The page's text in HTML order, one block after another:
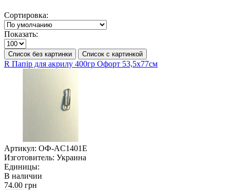
Сортировка:
Показать:
Список без картинки Список с картинкой
R Папір для акрилу 400гр Офорт 53,5х77см
Артикул: ОФ-AC1401E
Изготовитель: Украина
Единицы:
В наличии
74.00 грн